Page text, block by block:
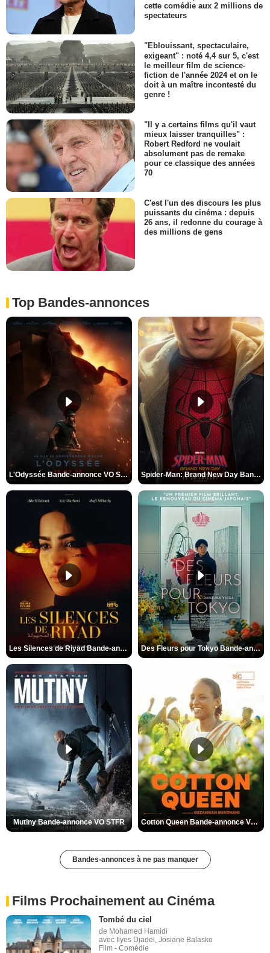
cette comédie aux 2 millions de
spectateurs
"Eblouissant, spectaculaire,
exigeant" : noté 4,4 sur 5, c'est
le meilleur film de science-
fiction de l'année 2024 et on le
doit à un maître incontesté du
genre !
"Il y a certains films qu'il vaut
mieux laisser tranquilles" :
Robert Redford ne voulait
absolument pas de remake
pour ce classique des années
70
C'est l'un des discours les plus
puissants du cinéma : depuis
26 ans, il redonne du courage à
des millions de gens
Top Bandes-annonces
L'Odyssée Bande-annonce VO STFR Spider-Man: Brand New Day Bande-annonce VO STFR
Les Silences de Riyad Bande-annonce VO STFR Des Fleurs pour Tokyo Bande-annonce VO STFR
Mutiny Bande-annonce VO STFR Cotton Queen Bande-annonce VO STFR
Bandes-annonces à ne pas manquer
Films Prochainement au Cinéma
Tombé du ciel
de Mohamed Hamidi
avec Ilyes Djadel, Josiane Balasko
Film - Comédie